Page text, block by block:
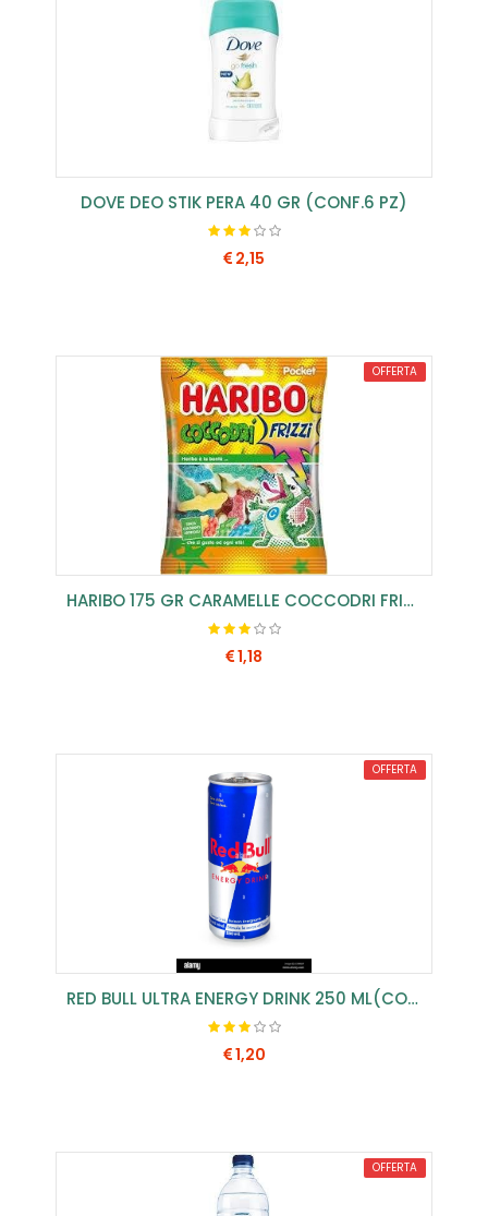
DOVE DEO STIK PERA 40 GR (CONF.6 PZ)
2,15
OFFERTA
HARIBO 175 GR CARAMELLE COCCODRI FRIZZI(CONF.12 PZ)
1,18
OFFERTA
RED BULL ULTRA ENERGY DRINK 250 ML(CONF.24 PZ)
1,20
OFFERTA